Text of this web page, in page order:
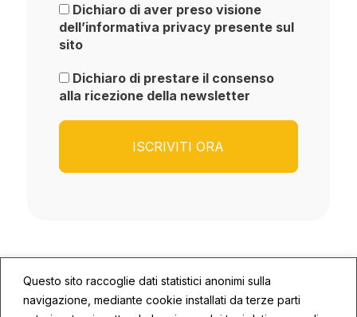
Questo sito raccoglie dati statistici anonimi sulla
navigazione, mediante cookie installati da terze parti
Dichiaro di aver preso visione
dell’informativa privacy presente sul
sito
Dichiaro di prestare il consenso
alla ricezione della newsletter